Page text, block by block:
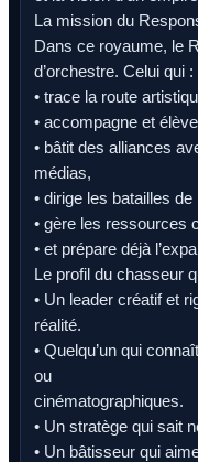
La mission du
Dans ce royaume, le
d’orchestre. Celui qui :
• trace la route
• accompagne et
• bâtit des alliances
médias,
• dirige les batailles
• gère les ressources
• et prépare déjà
Le profil du chasseur
• Un leader créatif et
réalité.
• Quelqu’un qui
ou
cinématographiques.
• Un stratège qui sait
• Un bâtisseur qui